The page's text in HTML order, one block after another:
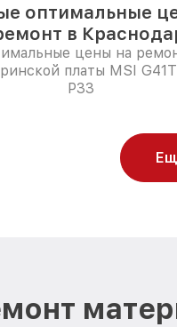
оптимальные
в
цены на
платы MSI
P33